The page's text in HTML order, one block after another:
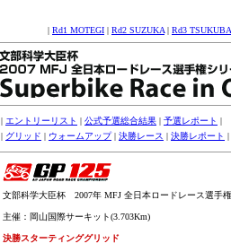
| Rd1 MOTEGI | Rd2 SUZUKA | Rd3 TSUKUBA
| エントリーリスト | 公式予選総合結果 | 予選レポート |
| グリッド | ウォームアップ| 決勝レース | 決勝レポート |
文部科学大臣杯 2007年 MFJ 全日本ロードレース選手
主催：岡山国際サーキット(3.703Km)
決勝スターティンググリッド